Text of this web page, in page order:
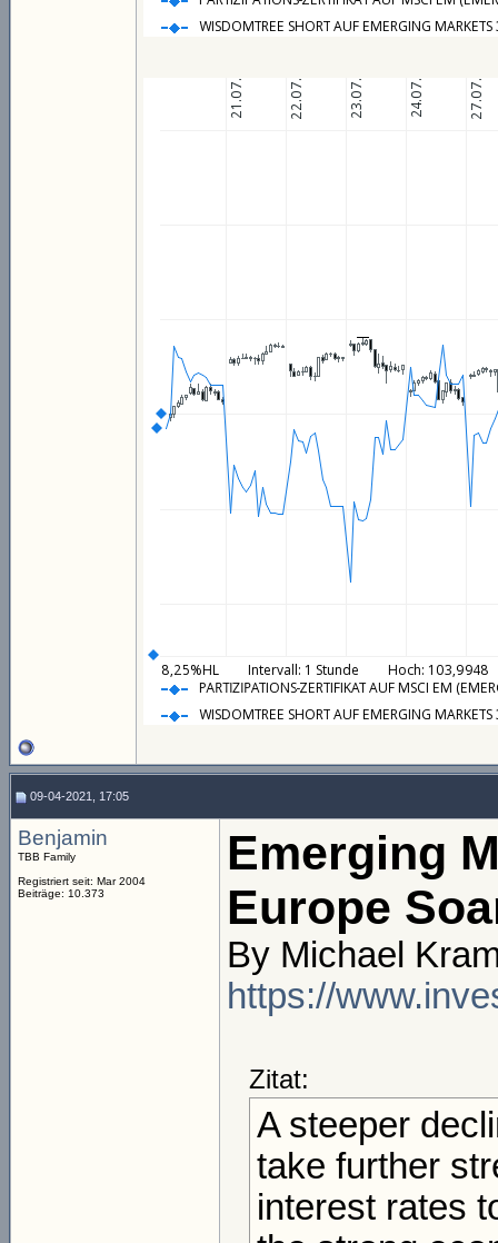
09-04-2021, 17:05
Benjamin
TBB Family
Registriert seit: Mar 2004
Beiträge: 10.373
Emerging
Europe
By Michael
https://
Zitat:
A steeper
take further
interest rates